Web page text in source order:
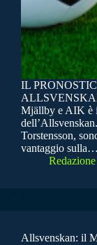
IL
Mjällby e AIK è
Torstensson,
vantaggio sulla…
Allsvenskan: il